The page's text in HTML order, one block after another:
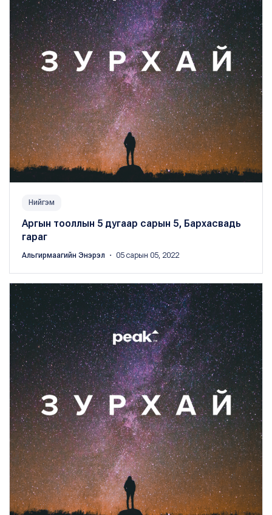
Нийгэм
Аргын тооллын 5 дугаар сарын 5, Бархасвадь
гараг
Альгирмаагийн Энэрэл ・ 05 сарын 05, 2022